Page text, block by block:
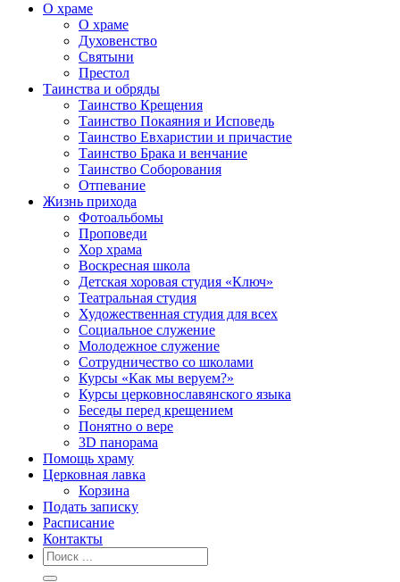
О храме
О храме
Духовенство
Святыни
Престол
Таинства и обряды
Таинство Крещения
Таинство Покаяния и Исповедь
Таинство Евхаристии и причастие
Таинство Брака и венчание
Таинство Соборования
Отпевание
Жизнь прихода
Фотоальбомы
Проповеди
Хор храма
Воскресная школа
Детская хоровая студия «Ключ»
Театральная студия
Х​удожественная студия для всех
Социальное служение
Молодежное служение
Сотрудничество со школами
Курсы «Как мы веруем?»
Курсы церковнославянского языка
Беседы перед крещением
Понятно о вере
3D панорама
Помощь храму
Церковная лавка
Корзина
Подать записку
Расписание
Контакты